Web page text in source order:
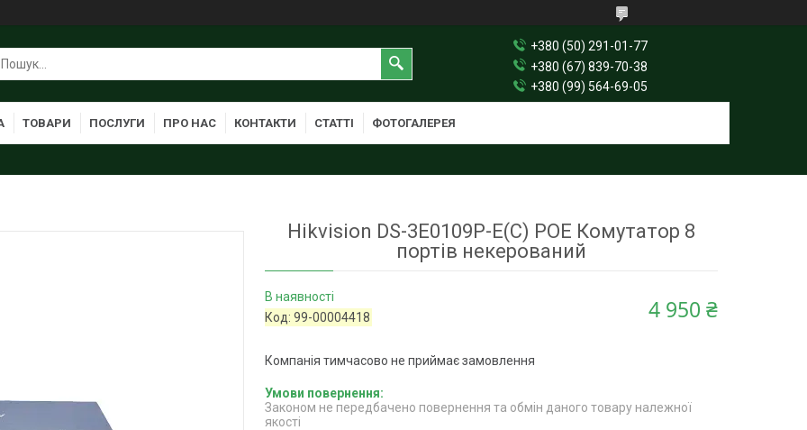
+380 (50) 291-01-77
+380 (67) 839-70-38
+380 (99) 564-69-05
ТОВАРИ ПОСЛУГИ ПРО НАС КОНТАКТИ СТАТТІ ФОТОГАЛЕРЕЯ
Hikvision DS-3E0109P-E(C) POE Комутатор 8
портів некерований
В наявності
Код:99-00004418 4 950 ₴
Компанія тимчасово не приймає замовлення
Законом не передбачено повернення та обмін даного товару належної
якості